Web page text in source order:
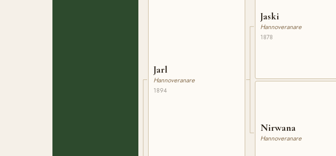
Jarl
Hannoveranare
1894
Jaski
Hannoveranare
1878
Nirwana
Hannoveranare